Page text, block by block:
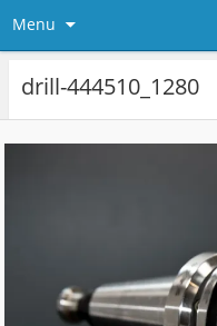
Menu
drill-444510_1280